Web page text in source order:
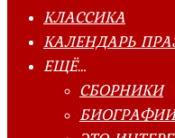
КЛАССИКА
КАЛЕНДАРЬ
ЕЩЁ…
СБОРНИКИ
БИОГРАФИИ